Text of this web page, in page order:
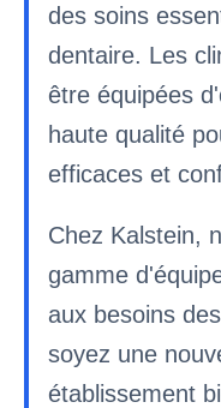
des soins
dentaire. Les
être équipées
haute qualité
efficaces et
Chez Kalstein,
gamme
aux besoins
soyez une
établissement